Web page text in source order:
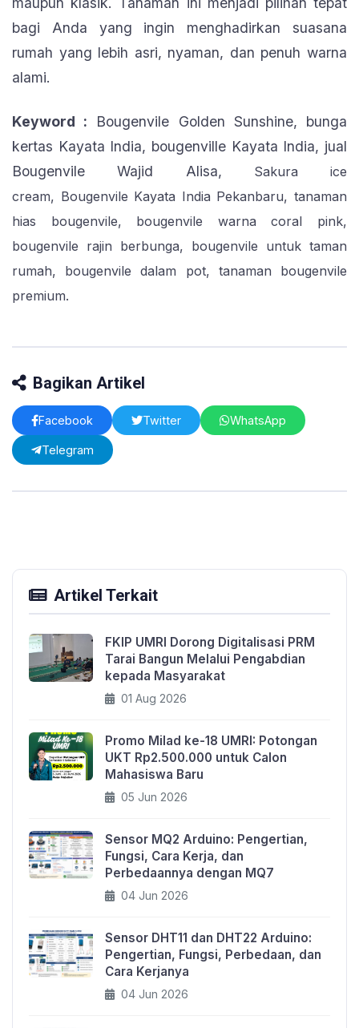
bagi Anda yang ingin menghadirkan suasana
rumah yang lebih asri, nyaman, dan penuh warna
alami.
Keyword : Bougenvile Golden Sunshine, bunga
kertas Kayata India, bougenville Kayata India, jual
Bougenvile Wajid Alisa, Sakura ice
cream, Bougenvile Kayata India Pekanbaru, tanaman
hias bougenvile, bougenvile warna coral pink,
bougenvile rajin berbunga, bougenvile untuk taman
rumah, bougenvile dalam pot, tanaman bougenvile
premium.
Bagikan Artikel
Facebook Twitter WhatsApp
Telegram
Artikel Terkait
FKIP UMRI Dorong Digitalisasi PRM
Tarai Bangun Melalui Pengabdian
kepada Masyarakat
01 Aug 2026
Promo Milad ke-18 UMRI: Potongan
UKT Rp2.500.000 untuk Calon
Mahasiswa Baru
05 Jun 2026
Sensor MQ2 Arduino: Pengertian,
Fungsi, Cara Kerja, dan
Perbedaannya dengan MQ7
04 Jun 2026
Sensor DHT11 dan DHT22 Arduino:
Pengertian, Fungsi, Perbedaan, dan
Cara Kerjanya
04 Jun 2026